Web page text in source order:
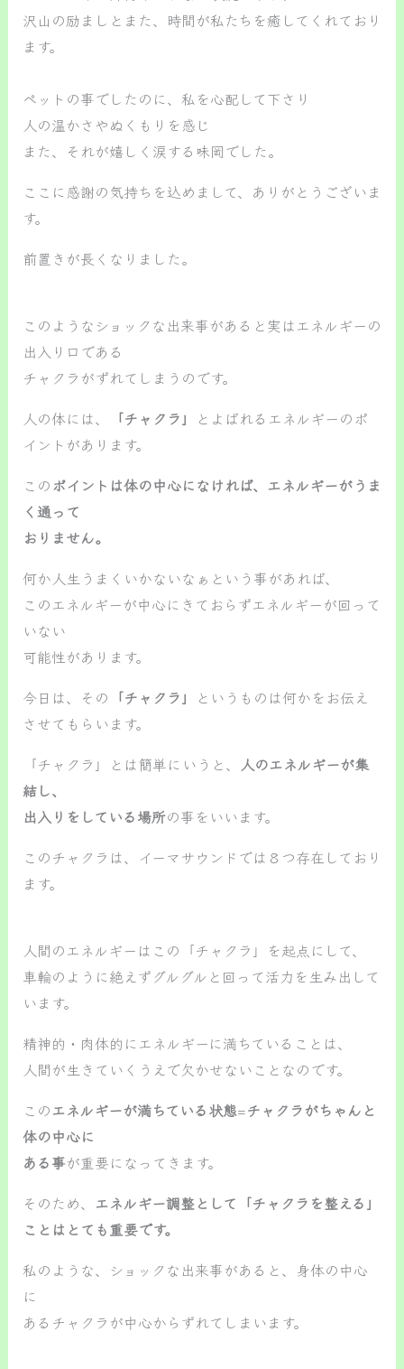
沢山の励ましとまた、時間が私たちを癒してくれており
ます。
ペットの事でしたのに、私を心配して下さり
人の温かさやぬくもりを感じ
また、それが嬉しく涙する味岡でした。
ここに感謝の気持ちを込めまして、ありがとうございま
す。
前置きが長くなりました。
このようなショックな出来事があると実はエネルギーの
出入り口である
チャクラがずれてしまうのです。
人の体には、
「チャクラ」
とよばれるエネルギーのポ
イントがあります。
このポイントは体の中心になければ、エネルギーがうま
く通って
おりません。
何か人生うまくいかないなぁという事があれば、
このエネルギーが中心にきておらずエネルギーが回って
いない
可能性があります。
今日は、その 「チャクラ」
というものは何かをお伝え
させてもらいます。
「チャクラ」とは簡単にいうと、 人のエネルギーが集
結し、
出入りをしている場所の事をいいます。
このチャクラは、イーマサウンドでは８つ存在しており
ます。
人間のエネルギーはこの「チャクラ」を起点にして、
車輪のように絶えずグルグルと回って活力を生み出して
います。
精神的・肉体的にエネルギーに満ちていることは、
人間が生きていくうえで欠かせないことなのです。
このエネルギーが満ちている状態=チャクラがちゃんと
体の中心に
ある事が重要になってきます。
そのため、 エネルギー調整として「チャクラを整える」
ことはとても重要です。
私のような、ショックな出来事があると、身体の中心
に
あるチャクラが中心からずれてしまいます。